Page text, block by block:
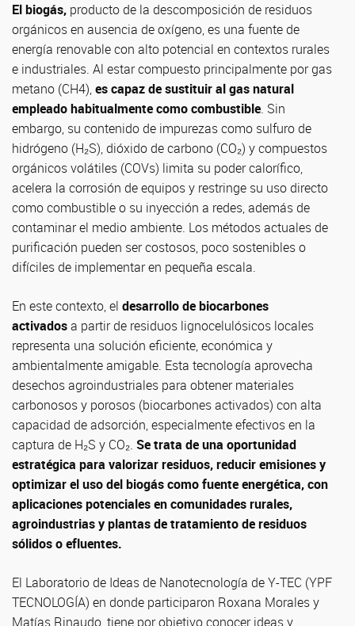
El biogás, producto de la descomposición de residuos
orgánicos en ausencia de oxígeno, es una fuente de
energía renovable con alto potencial en contextos rurales
e industriales. Al estar compuesto principalmente por gas
metano (CH4),es capaz de sustituir al gas natural
empleado habitualmente como combustible. Sin
embargo, su contenido de impurezas como sulfuro de
hidrógeno (H₂S), dióxido de carbono (CO₂) y compuestos
orgánicos volátiles (COVs) limita su poder calorífico,
acelera la corrosión de equipos y restringe su uso directo
como combustible o su inyección a redes, además de
contaminar el medio ambiente. Los métodos actuales de
purificación pueden ser costosos, poco sostenibles o
difíciles de implementar en pequeña escala.
En este contexto, el desarrollo de biocarbones
activadosa partir de residuos lignocelulósicos locales
representa una solución eficiente, económica y
ambientalmente amigable. Esta tecnología aprovecha
desechos agroindustriales para obtener materiales
carbonosos y porosos (biocarbones activados) con alta
capacidad de adsorción, especialmente efectivos en la
captura de H₂S y CO₂. Se trata de una oportunidad
estratégica para valorizar residuos, reducir emisiones y
optimizar el uso del biogás como fuente energética, con
aplicaciones potenciales en comunidades rurales,
agroindustrias y plantas de tratamiento de residuos
sólidos o efluentes.
El Laboratorio de Ideas de Nanotecnología de Y-TEC (YPF
TECNOLOGÍA) en donde participaron Roxana Morales y
Matías Rinaudo, tiene por objetivo conocer ideas y